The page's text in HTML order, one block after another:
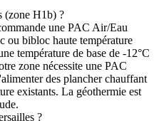
(zone H1b) ?
une PAC Air/Eau
ou bibloc haute température
température de base de -12°C
zone nécessite une PAC
des plancher chauffant
existants. La géothermie est
?